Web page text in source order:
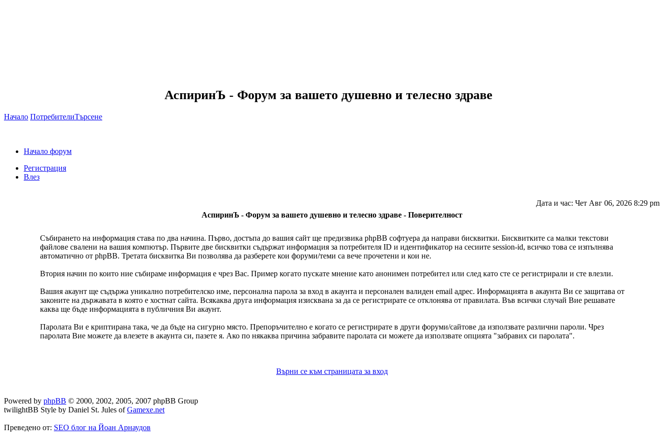
АспиринЪ - Форум за вашето душевно и телесно здраве
Начало ПотребителиТърсене
Начало форум
Регистрация
Влез
Дата и час: Чет Авг 06, 2026 8:29 pm
АспиринЪ - Форум за вашето душевно и телесно здраве - Поверителност
Събирането на информация става по два начина. Първо, достъпа до вашия сайт ще предизвика phpBB софтуера да направи бисквитки. Бисквитките са малки текстови
файлове свалени на вашия компютър. Първите две бисквитки съдържат информация за потребителя ID и идентификатор на сесиите session-id, всичко това се изпълнява
автоматично от phpBB. Третата бисквитка Ви позволява да разберете кои форуми/теми са вече прочетени и кои не.
Втория начин по които ние събираме информация е чрез Вас. Пример когато пускате мнение като анонимен потребител или след като сте се регистрирали и сте влезли.
Вашия акаунт ще съдържа уникално потребителско име, персонална парола за вход в акаунта и персонален валиден email адрес. Информацията в акаунта Ви се защитава от
законите на държавата в която е хостнат сайта. Всякаква друга информация изисквана за да се регистрирате се отклонява от правилата. Във всички случай Вие решавате
каква ще бъде информацията в публичния Ви акаунт.
Паролата Ви е криптирана така, че да бъде на сигурно място. Препоръчително е когато се регистрирате в други форуми/сайтове да използвате различни пароли. Чрез
паролата Вие можете да влезете в акаунта си, пазете я. Ако по някаква причина забравите паролата си можете да използвате опцията "забравих си паролата".
Върни се към страницата за вход
Powered by phpBB © 2000, 2002, 2005, 2007 phpBB Group
twilightBB Style by Daniel St. Jules ofGamexe.net
Преведено от: SEO блог на Йоан Арнаудов